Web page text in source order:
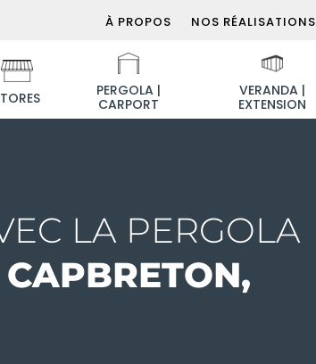
À PROPOS NOS RÉALISATIONS
PERGOLA |
CARPORT
VERANDA |
EXTENSION
LA PERGOLA